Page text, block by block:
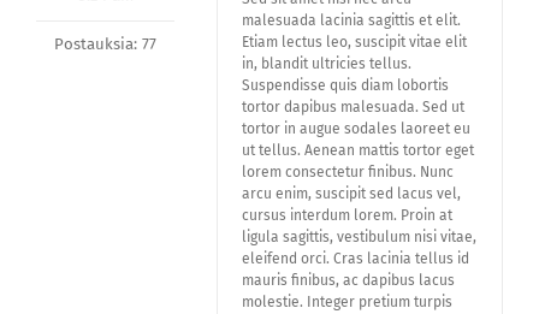
Postauksia: 77
malesuada lacinia sagittis et elit.
Etiam lectus leo, suscipit vitae elit
in, blandit ultricies tellus.
Suspendisse quis diam lobortis
tortor dapibus malesuada. Sed ut
tortor in augue sodales laoreet eu
ut tellus. Aenean mattis tortor eget
lorem consectetur finibus. Nunc
arcu enim, suscipit sed lacus vel,
cursus interdum lorem. Proin at
ligula sagittis, vestibulum nisi vitae,
eleifend orci. Cras lacinia tellus id
mauris finibus, ac dapibus lacus
molestie. Integer pretium turpis